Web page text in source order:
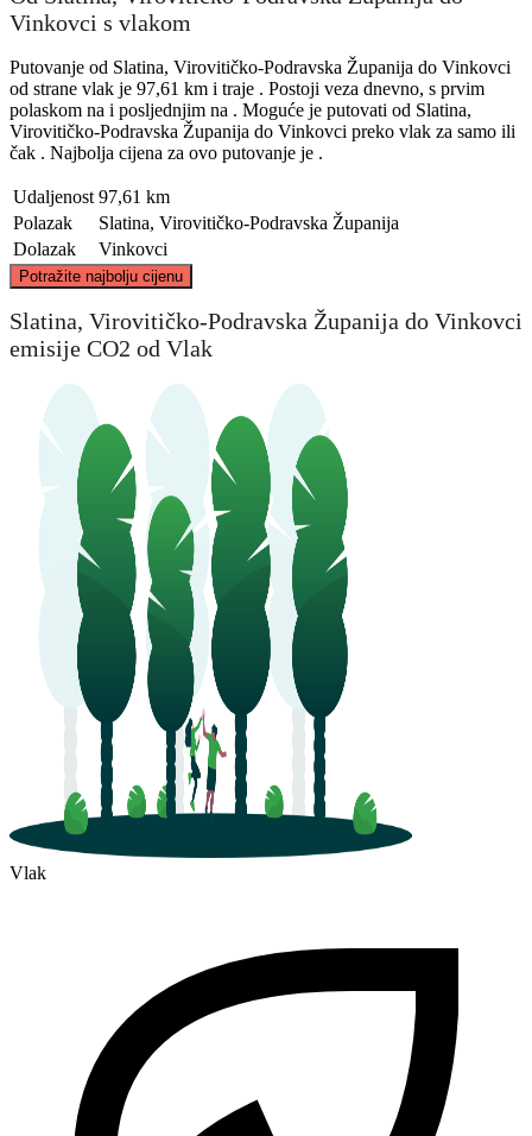
Vinkovci s vlakom
Putovanje od Slatina, Virovitičko-Podravska Županija do Vinkovci
od strane vlak je 97,61 km i traje . Postoji veza dnevno, s prvim
polaskom na i posljednjim na . Moguće je putovati od Slatina,
Virovitičko-Podravska Županija do Vinkovci preko vlak za samo ili
čak . Najbolja cijena za ovo putovanje je .
Udaljenost 97,61 km
Polazak
Slatina, Virovitičko-Podravska Županija
Dolazak
Vinkovci
Potražite najbolju cijenu
Virovitica-Podravina
Slatina, Virovitičko-Podravska Županija do Vinkovci
emisije CO2 od Vlak
Vlak